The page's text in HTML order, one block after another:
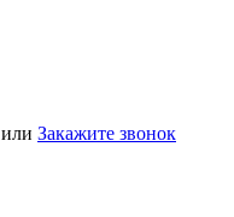
или Закажите звонок